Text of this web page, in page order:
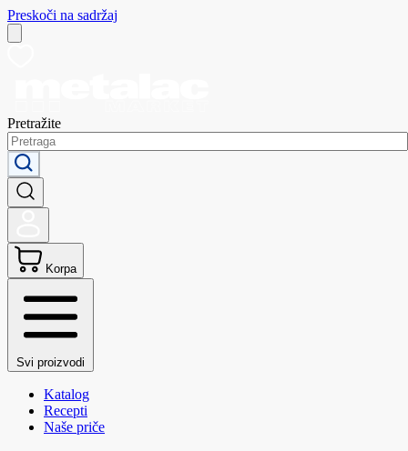
Preskoči na sadržaj
Pretražite
Korpa
Svi proizvodi
Katalog
Recepti
Naše priče